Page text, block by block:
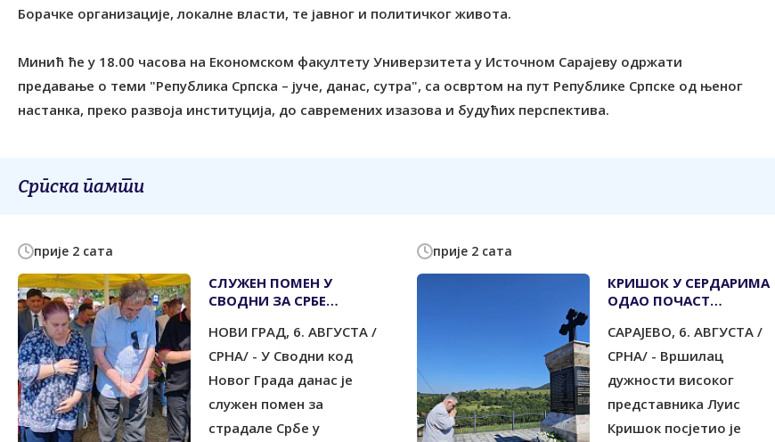
Борачке организације, локалне власти, те јавног и политичког живота.
Минић ће у 18.00 часова на Економском факултету Универзитета у Источном Сарајеву одржати
предавање о теми "Република Српска – јуче, данас, сутра", са освртом на пут Републике Српске од њеног
настанка, преко развоја институција, до савремених изазова и будућих перспектива.
Српска памти
прије 2 сата
СЛУЖЕН ПОМЕН У
СВОДНИ ЗА СРБЕ
ИЗБЈЕГЛИЧКОЈ КОЛОНИ
1995.
НОВИ ГРАД, 6. АВГУСТА /
СРНА/ - У Сводни код
Новог Града данас је
служен помен за
страдале Србе у
прије 2 сата
КРИШОК У СЕРДАРИМА
ОДАО ПОЧАСТ
ЦИВИЛИМА
САРАЈЕВО, 6. АВГУСТА /
СРНА/ - Вршилац
дужности високог
представника Луис
Кришок посјетио је